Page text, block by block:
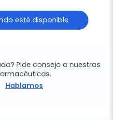
esté disponible
Pide consejo a nuestras
Hablamos